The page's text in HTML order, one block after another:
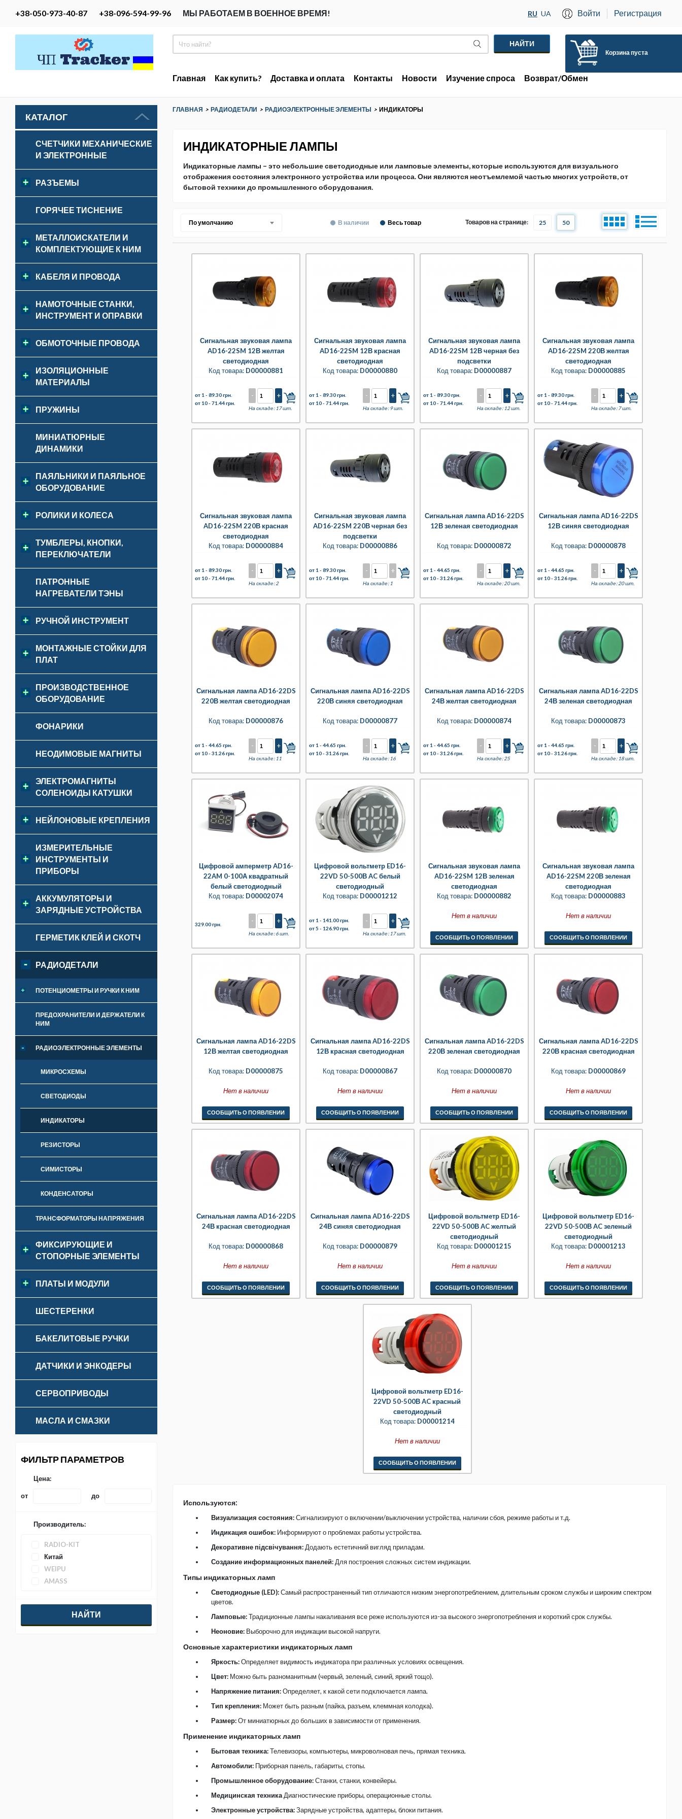
+38-050-973-40-87 +38-096-594-99-96 МЫ РАБОТАЕМ В ВОЕННОЕ ВРЕМЯ! RU UA Войти Регистрация
Корзина пуста
Главная Как купить? Доставка и оплата Контакты Новости Изучение спроса Возврат/Обмен
КАТАЛОГ
СЧЕТЧИКИ МЕХАНИЧЕСКИЕ
И ЭЛЕКТРОННЫЕ
РАЗЪЕМЫ
ГОРЯЧЕЕ ТИСНЕНИЕ
МЕТАЛЛОИСКАТЕЛИ И
КОМПЛЕКТУЮЩИЕ К НИМ
КАБЕЛЯ И ПРОВОДА
НАМОТОЧНЫЕ СТАНКИ,
ИНСТРУМЕНТ И ОПРАВКИ
ОБМОТОЧНЫЕ ПРОВОДА
ИЗОЛЯЦИОННЫЕ
МАТЕРИАЛЫ
ПРУЖИНЫ
МИНИАТЮРНЫЕ
ДИНАМИКИ
ПАЯЛЬНИКИ И ПАЯЛЬНОЕ
ОБОРУДОВАНИЕ
РОЛИКИ И КОЛЕСА
ТУМБЛЕРЫ, КНОПКИ,
ПЕРЕКЛЮЧАТЕЛИ
ПАТРОННЫЕ
НАГРЕВАТЕЛИ ТЭНЫ
РУЧНОЙ ИНСТРУМЕНТ
МОНТАЖНЫЕ СТОЙКИ ДЛЯ
ПЛАТ
ПРОИЗВОДСТВЕННОЕ
ОБОРУДОВАНИЕ
ФОНАРИКИ
НЕОДИМОВЫЕ МАГНИТЫ
ЭЛЕКТРОМАГНИТЫ
СОЛЕНОИДЫ КАТУШКИ
НЕЙЛОНОВЫЕ КРЕПЛЕНИЯ
ИЗМЕРИТЕЛЬНЫЕ
ИНСТРУМЕНТЫ И
ПРИБОРЫ
АККУМУЛЯТОРЫ И
ЗАРЯДНЫЕ УСТРОЙСТВА
ГЕРМЕТИК КЛЕЙ И СКОТЧ
РАДИОДЕТАЛИ
ПОТЕНЦИОМЕТРЫ И РУЧКИ К НИМ
ПРЕДОХРАНИТЕЛИ И ДЕРЖАТЕЛИ К
НИМ
РАДИОЭЛЕКТРОННЫЕ ЭЛЕМЕНТЫ
МИКРОСХЕМЫ
СВЕТОДИОДЫ
ИНДИКАТОРЫ
РЕЗИСТОРЫ
СИМИСТОРЫ
КОНДЕНСАТОРЫ
ТРАНСФОРМАТОРЫ НАПРЯЖЕНИЯ
ФИКСИРУЮЩИЕ И
СТОПОРНЫЕ ЭЛЕМЕНТЫ
ПЛАТЫ И МОДУЛИ
ШЕСТЕРЕНКИ
БАКЕЛИТОВЫЕ РУЧКИ
ДАТЧИКИ И ЭНКОДЕРЫ
СЕРВОПРИВОДЫ
МАСЛА И СМАЗКИ
ФИЛЬТР ПАРАМЕТРОВ
Цена:
от до
Производитель:
RADIO-KIT
Китай
WEIPU
AMASS
ГЛАВНАЯ > РАДИОДЕТАЛИ > РАДИОЭЛЕКТРОННЫЕ ЭЛЕМЕНТЫ > ИНДИКАТОРЫ
ИНДИКАТОРНЫЕ ЛАМПЫ
Индикаторные лампы – это небольшие светодиодные или ламповые элементы, которые используются для визуального
отображения состояния электронного устройства или процесса. Они являются неотъемлемой частью многих устройств, от
бытовой техники до промышленного оборудования.
По умолчанию В наличии Весь товар Товаров на странице: 25 50
Сигнальная звуковая лампа
AD16-22SM 12В желтая
светодиодная
Код товара: D00000881
от 1 - 89.30 грн.
от 10 - 71.44 грн.
- +
На складе: 17 шт.
Сигнальная звуковая лампа
AD16-22SM 12В красная
светодиодная
Код товара: D00000880
от 1 - 89.30 грн.
от 10 - 71.44 грн.
- +
На складе: 9 шт.
Сигнальная звуковая лампа
AD16-22SM 12В черная без
подсветки
Код товара: D00000887
от 1 - 89.30 грн.
от 10 - 71.44 грн.
- +
На складе: 12 шт.
Сигнальная звуковая лампа
AD16-22SM 220В желтая
светодиодная
Код товара: D00000885
от 1 - 89.30 грн.
от 10 - 71.44 грн.
- +
На складе: 7 шт.
Сигнальная звуковая лампа
AD16-22SM 220В красная
светодиодная
Код товара: D00000884
от 1 - 89.30 грн.
от 10 - 71.44 грн.
- +
На складе: 2
Сигнальная звуковая лампа
AD16-22SM 220В черная без
подсветки
Код товара: D00000886
от 1 - 89.30 грн.
от 10 - 71.44 грн.
- +
На складе: 1
Сигнальная лампа AD16-22DS
12В зеленая светодиодная
Код товара: D00000872
от 1 - 44.65 грн.
от 10 - 31.26 грн.
- +
На складе: 20 шт.
Сигнальная лампа AD16-22DS
12В синяя светодиодная
Код товара: D00000878
от 1 - 44.65 грн.
от 10 - 31.26 грн.
- +
На складе: 20 шт.
Сигнальная лампа AD16-22DS
220В желтая светодиодная
Код товара: D00000876
от 1 - 44.65 грн.
от 10 - 31.26 грн.
- +
На складе: 11
Сигнальная лампа AD16-22DS
220В синяя светодиодная
Код товара: D00000877
от 1 - 44.65 грн.
от 10 - 31.26 грн.
- +
На складе: 16
Сигнальная лампа AD16-22DS
24В желтая светодиодная
Код товара: D00000874
от 1 - 44.65 грн.
от 10 - 31.26 грн.
- +
На складе: 25
Сигнальная лампа AD16-22DS
24В зеленая светодиодная
Код товара: D00000873
от 1 - 44.65 грн.
от 10 - 31.26 грн.
- +
На складе: 18 шт.
Цифровой амперметр AD16-
22AM 0-100А квадратный
белый светодиодный
Код товара: D00002074
329.00 грн. - +
На складе: 6 шт.
Цифровой вольтметр ED16-
22VD 50-500В AC белый
светодиодный
Код товара: D00001212
от 1 - 141.00 грн.
от 5 - 126.90 грн.
- +
На складе: 17 шт.
Сигнальная звуковая лампа
AD16-22SM 12В зеленая
светодиодная
Код товара: D00000882
Нет в наличии
СООБЩИТЬ О ПОЯВЛЕНИИ
Сигнальная звуковая лампа
AD16-22SM 220В зеленая
светодиодная
Код товара: D00000883
Нет в наличии
СООБЩИТЬ О ПОЯВЛЕНИИ
Сигнальная лампа AD16-22DS
12В желтая светодиодная
Код товара: D00000875
Нет в наличии
СООБЩИТЬ О ПОЯВЛЕНИИ
Сигнальная лампа AD16-22DS
12В красная светодиодная
Код товара: D00000867
Нет в наличии
СООБЩИТЬ О ПОЯВЛЕНИИ
Сигнальная лампа AD16-22DS
220В зеленая светодиодная
Код товара: D00000870
Нет в наличии
СООБЩИТЬ О ПОЯВЛЕНИИ
Сигнальная лампа AD16-22DS
220В красная светодиодная
Код товара: D00000869
Нет в наличии
СООБЩИТЬ О ПОЯВЛЕНИИ
Сигнальная лампа AD16-22DS
24В красная светодиодная
Код товара: D00000868
Нет в наличии
СООБЩИТЬ О ПОЯВЛЕНИИ
Сигнальная лампа AD16-22DS
24В синяя светодиодная
Код товара: D00000879
Нет в наличии
СООБЩИТЬ О ПОЯВЛЕНИИ
Цифровой вольтметр ED16-
22VD 50-500В AC желтый
светодиодный
Код товара: D00001215
Нет в наличии
СООБЩИТЬ О ПОЯВЛЕНИИ
Цифровой вольтметр ED16-
22VD 50-500В AC зеленый
светодиодный
Код товара: D00001213
Нет в наличии
СООБЩИТЬ О ПОЯВЛЕНИИ
Цифровой вольтметр ED16-
22VD 50-500В AC красный
светодиодный
Код товара:D00001214
Нет в наличии
СООБЩИТЬ О ПОЯВЛЕНИИ
Используются:
Визуализация состояния:Сигнализируют о включении/выключении устройства, наличии сбоя, режиме работы и т.д.
Индикация ошибок: Информируют о проблемах работы устройства.
Декоративне підсвічування: Додають естетичний вигляд приладам.
Создание информационных панелей: Для построения сложных систем индикации.
Типы индикаторных ламп
Светодиодные (LED):Самый распространенный тип отличаются низким энергопотреблением, длительным сроком службы и широким спектром
цветов.
Ламповые:Традиционные лампы накаливания все реже используются из-за высокого энергопотребления и короткий срок службы.
Неоновие: Выборочно для индикации высокой напруги.
Основные характеристики индикаторных ламп
Яркость:Определяет видимость индикатора при различных условиях освещения.
Цвет: Можно быть разноманитным (червый, зеленый, синий, яркий тощо).
Напряжение питания:Определяет, к какой сети подключается лампа.
Тип крепления: Может быть разным (пайка, разъем, клеммная колодка).
Размер:От миниатюрных до больших в зависимости от применения.
Применение индикаторных ламп
Бытовая техника:Телевизоры, компьютеры, микроволновая печь, прямая техника.
Автомобили: Приборная панель, габариты, стопы.
Промышленное оборудование:Станки, станки, конвейеры.
Медицинская техника Диагностические приборы, операционные столы.
Электронные устройства:Зарядные устройства, адаптеры, блоки питания.